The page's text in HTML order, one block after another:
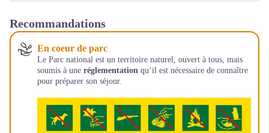
Recommandations
En coeur de parc
Le Parc national est un territoire naturel, ouvert à tous, mais
soumis à une réglementation qu’il est nécessaire de connaître
pour préparer son séjour.